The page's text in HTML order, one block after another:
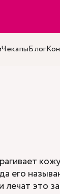
ЧекапыБлог
его
лечат это